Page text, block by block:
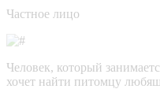
Частное лицо
Человек, который
хочет найти питомцу